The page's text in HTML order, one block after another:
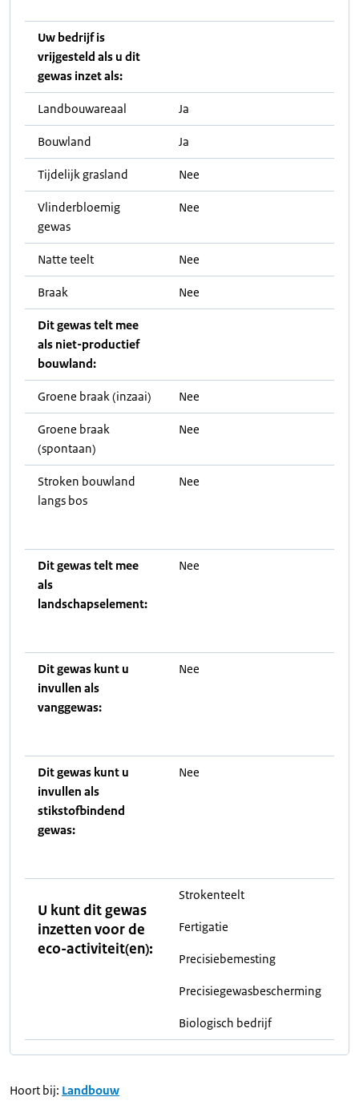
Uw bedrijf is
vrijgesteld als u dit
gewas inzet als:
Landbouwareaal Ja
Bouwland Ja
Tijdelijk grasland Nee
Vlinderbloemig
gewas
Nee
Natte teelt Nee
Braak Nee
Dit gewas telt mee
als niet-productief
bouwland:
Groene braak (inzaai) Nee
Groene braak
(spontaan)
Nee
Stroken bouwland
langs bos
Nee
Dit gewas telt mee
als
landschapselement:
Nee
Dit gewas kunt u
invullen als
vanggewas:
Nee
Dit gewas kunt u
invullen als
stikstofbindend
gewas:
Nee
U kunt dit gewas
inzetten voor de
eco-activiteit(en):
Strokenteelt
Fertigatie
Precisiebemesting
Precisiegewasbescherming
Biologisch bedrijf
Hoort bij: Landbouw